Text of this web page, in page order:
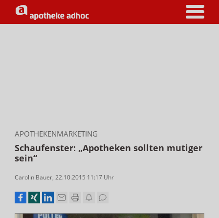
APOTHEKENMARKETING
Schaufenster: „Apotheken sollten mutiger
sein“
Carolin Bauer, 22.10.2015 11:17 Uhr